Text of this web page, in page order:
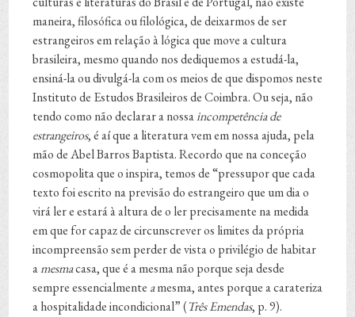
maneira, filosófica ou filológica, de deixarmos de ser
estrangeiros em relação à lógica que move a cultura
brasileira, mesmo quando nos dediquemos a estudá-la,
ensiná-la ou divulgá-la com os meios de que dispomos neste
Instituto de Estudos Brasileiros de Coimbra. Ou seja, não
tendo como não declarar a nossaincompetência de
estrangeiros, é aí que a literatura vem em nossa ajuda, pela
mão de Abel Barros Baptista. Recordo que na conceção
cosmopolita que o inspira, temos de “pressupor que cada
texto foi escrito na previsão do estrangeiro que um dia o
virá ler e estará à altura de o ler precisamente na medida
em que for capaz de circunscrever os limites da própria
incompreensão sem perder de vista o privilégio de habitar
amesmacasa, que é a mesma não porque seja desde
sempre essencialmente amesma, antes porque a carateriza
a hospitalidade incondicional” (Três Emendas, p. 9).